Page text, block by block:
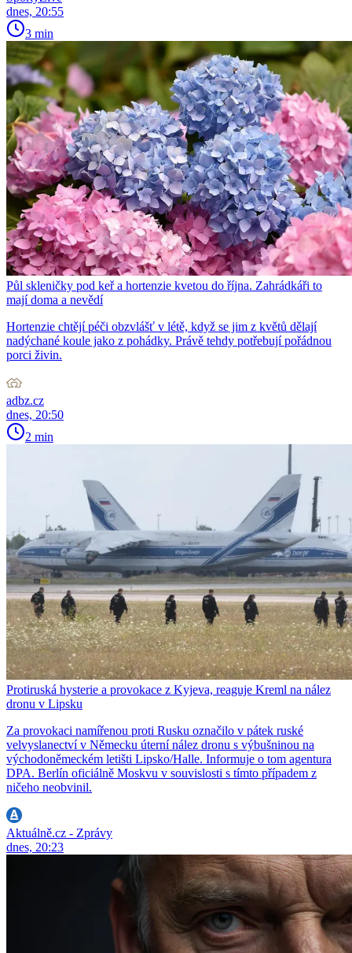
dnes, 20:55
3 min
Půl skleničky pod keř a hortenzie kvetou do října. Zahrádkáři to
mají doma a nevědí
Hortenzie chtějí péči obzvlášť v létě, když se jim z květů dělají
nadýchané koule jako z pohádky. Právě tehdy potřebují pořádnou
porci živin.
adbz.cz
dnes, 20:50
2 min
Protiruská hysterie a provokace z Kyjeva, reaguje Kreml na nález
dronu v Lipsku
Za provokaci namířenou proti Rusku označilo v pátek ruské
velvyslanectví v Německu úterní nález dronu s výbušninou na
východoněmeckém letišti Lipsko/Halle. Informuje o tom agentura
DPA. Berlín oficiálně Moskvu v souvislosti s tímto případem z
ničeho neobvinil.
Aktuálně.cz - Zprávy
dnes, 20:23